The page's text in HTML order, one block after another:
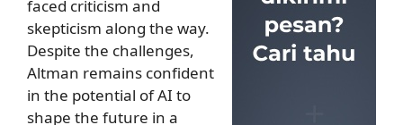
faced criticism and
skepticism along the way.
Despite the challenges,
Altman remains confident
in the potential of AI to
shape the future in a